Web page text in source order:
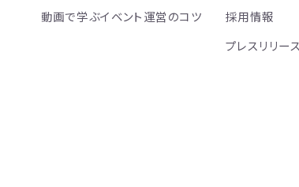
動画で学ぶイベント運営のコツ
採用情報
プレスリリース